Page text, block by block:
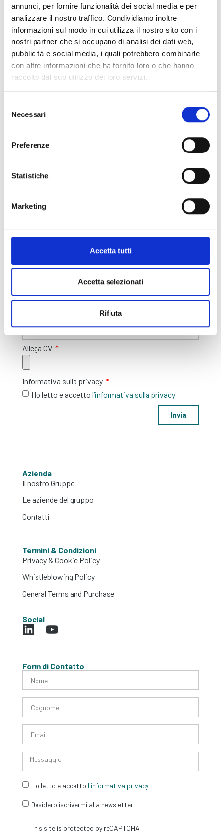
annunci, per fornire funzionalità dei social media e per
analizzare il nostro traffico. Condividiamo inoltre
informazioni sul modo in cui utilizza il nostro sito con i
nostri partner che si occupano di analisi dei dati web,
pubblicità e social media, i quali potrebbero combinarle
con altre informazioni che ha fornito loro o che hanno
raccolto dal suo utilizzo dei loro servizi.
delNecessari
Preferenze
Statistiche
Marketing
Accetta tutti
Accetta selezionati
Rifiuta
comunicazione;
Conoscenza di base della 2014/34/UE Direttiva
ATEX di prodotto.
Offriamo
Orario di lavoro: full time – presente flessibilità
in ingresso (8:00-9:00) e sulla pausa pranzo;
Mensa aziendale;
all’esperienza, con RAL indicativa di
Cognome
Email
Allega CV
Informativa sulla privacy
Ho letto e accetto l’informativa sulla privacy
Invia
Azienda
Il nostro Gruppo
Le aziende del gruppo
Contatti
Termini & Condizioni
Privacy & Cookie Policy
Whistleblowing Policy
General Terms and Purchase
Social
Form di Contatto
Ho letto e accetto l'informativa privacy
Desidero iscrivermi alla newsletter